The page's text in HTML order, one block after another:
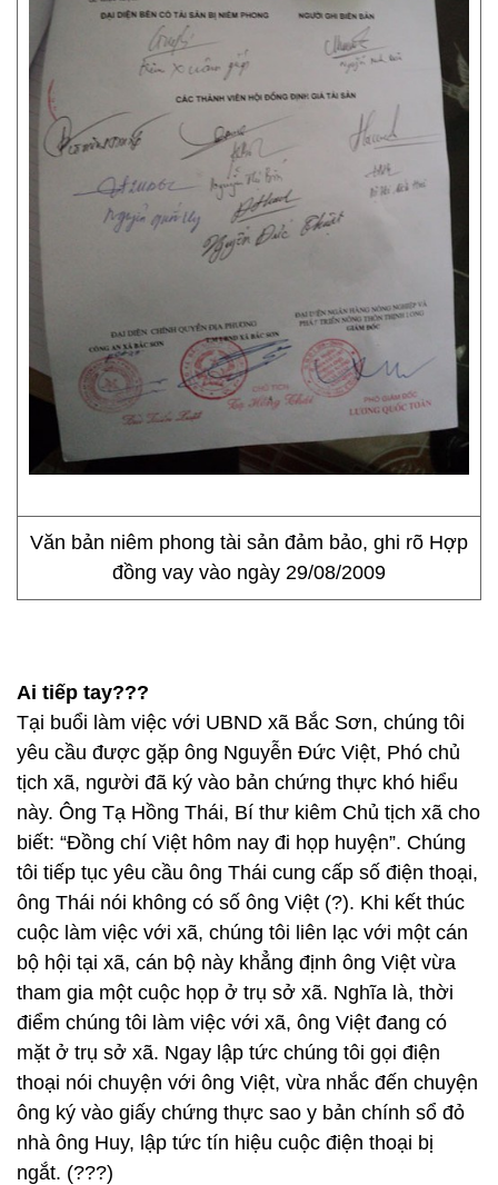
Văn bản niêm phong tài sản đảm bảo, ghi rõ Hợp
đồng vay vào ngày 29/08/2009
Ai tiếp tay???
Tại buổi làm việc với UBND xã Bắc Sơn, chúng tôi
yêu cầu được gặp ông Nguyễn Đức Việt, Phó chủ
tịch xã, người đã ký vào bản chứng thực khó hiểu
này. Ông Tạ Hồng Thái, Bí thư kiêm Chủ tịch xã cho
biết: “Đồng chí Việt hôm nay đi họp huyện”. Chúng
tôi tiếp tục yêu cầu ông Thái cung cấp số điện thoại,
ông Thái nói không có số ông Việt (?). Khi kết thúc
cuộc làm việc với xã, chúng tôi liên lạc với một cán
bộ hội tại xã, cán bộ này khẳng định ông Việt vừa
tham gia một cuộc họp ở trụ sở xã. Nghĩa là, thời
điểm chúng tôi làm việc với xã, ông Việt đang có
mặt ở trụ sở xã. Ngay lập tức chúng tôi gọi điện
thoại nói chuyện với ông Việt, vừa nhắc đến chuyện
ông ký vào giấy chứng thực sao y bản chính sổ đỏ
nhà ông Huy, lập tức tín hiệu cuộc điện thoại bị
ngắt. (???)